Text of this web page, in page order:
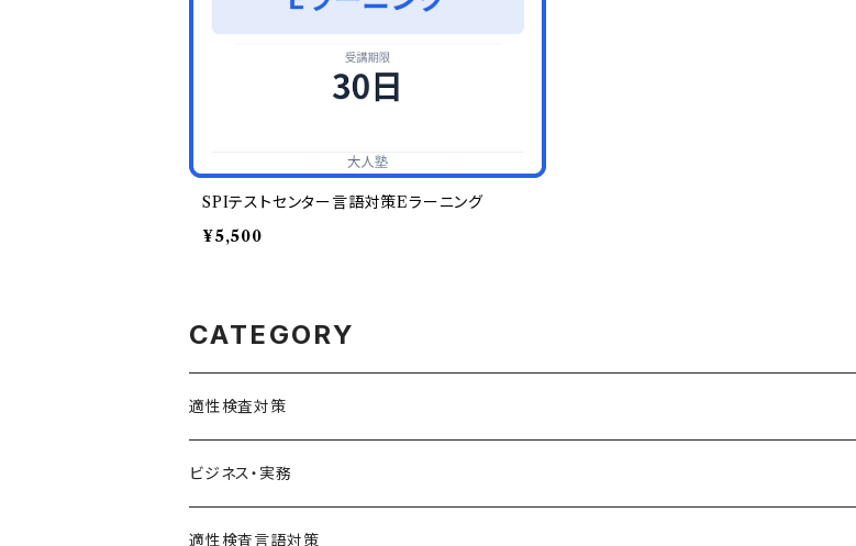
SPIテストセンター言語対策Eラーニング
¥5,500
CATEGORY
適性検査対策
SPI対策
テストセンター(SPI-G,SPI-U)
クリティカルシンキング
ビジネス・実務
統計
適性検査言語対策